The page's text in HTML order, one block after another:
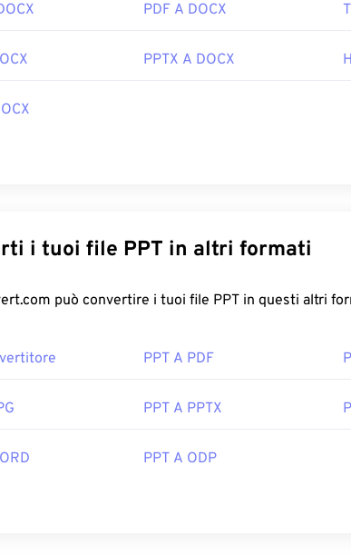
PDF A DOCX
PPTX A DOCX
Converti i tuoi file PPT in altri formati
FreeConvert.com può convertire i tuoi file PPT in
PPT A PDF
PPT A PPTX
PPT A ODP